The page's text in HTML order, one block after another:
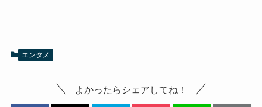
エンタメ
よかったらシェアしてね！